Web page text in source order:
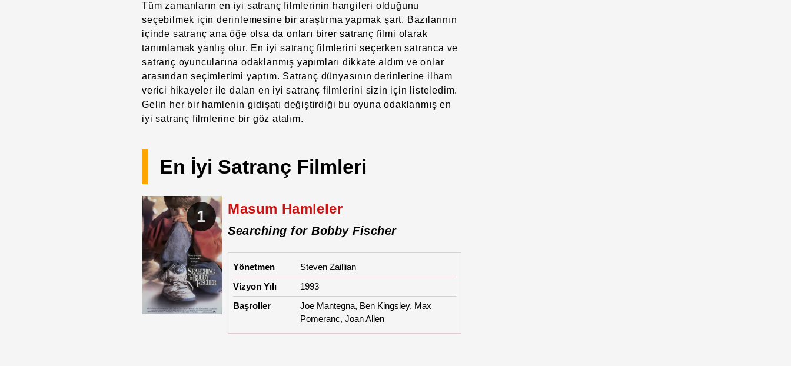
Tüm zamanların en iyi satranç filmlerinin hangileri olduğunu
seçebilmek için derinlemesine bir araştırma yapmak şart. Bazılarının
içinde satranç ana öğe olsa da onları birer satranç filmi olarak
tanımlamak yanlış olur. En iyi satranç filmlerini seçerken satranca ve
satranç oyuncularına odaklanmış yapımları dikkate aldım ve onlar
arasından seçimlerimi yaptım. Satranç dünyasının derinlerine ilham
verici hikayeler ile dalan en iyi satranç filmlerini sizin için listeledim.
Gelin her bir hamlenin gidişatı değiştirdiği bu oyuna odaklanmış en
iyi satranç filmlerine bir göz atalım.
En İyi Satranç Filmleri
1 Masum Hamleler
Searching for Bobby Fischer
Yönetmen
Steven Zaillian
Vizyon Yılı
1993
Başroller
Joe Mantegna, Ben Kingsley, Max
Pomeranc, Joan Allen